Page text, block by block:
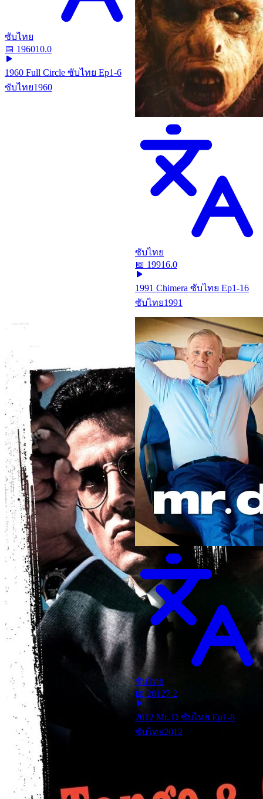
ซับไทย
📅 196010.0
1960 Full Circle ซับไทย Ep1-6
ซับไทย1960
ซับไทย
📅 19916.0
1991 Chimera ซับไทย Ep1-16
ซับไทย1991
ซับไทย
📅 20127.2
2012 Mr. D ซับไทย Ep1-8
ซับไทย2012